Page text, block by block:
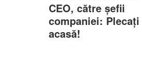
CEO, către șefii
companiei: Plecați
acasă!